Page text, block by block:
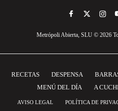
Metrópoli Abierta, SLU © 2026
RECETAS DESPENSA
MENÚ DEL DÍA
A
AVISO LEGAL POLÍTICA DE